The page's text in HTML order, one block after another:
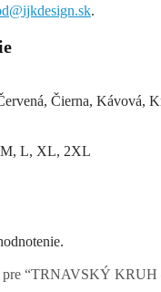
.
Čierna, Kávová,
M, L, XL, 2XL
pre “TRNAVSKÝ KRUH